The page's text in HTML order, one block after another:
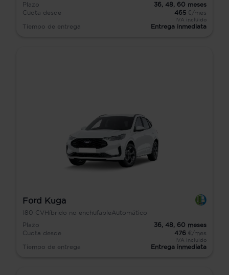
Plazo
36, 48, 60 meses
Cuota desde
465 €/mes
IVA incluido
Tiempo de entrega Entrega inmediata
Ford Kuga
180 CV Híbrido no enchufableAutomático
Plazo
36, 48, 60 meses
Cuota desde
476 €/mes
IVA incluido
Tiempo de entrega Entrega inmediata